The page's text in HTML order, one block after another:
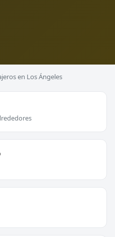
en Los Ángeles